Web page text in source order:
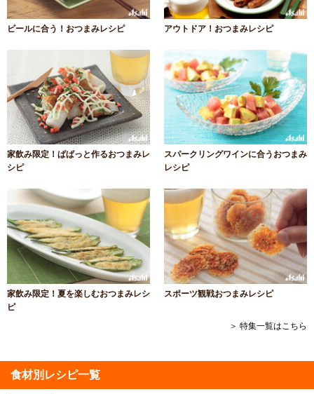
ビールに合う！おつまみレシピ アウトドア！おつまみレシピ
家飲み限定！ぱぱっと作るおつまみレ
シピ
スパークリングワインに合うおつまみ
レシピ
家飲み限定！夏を楽しむおつまみレシ
ピ
スポーツ観戦おつまみレシピ
＞ 特集一覧はこちら
食材別レシピ一覧